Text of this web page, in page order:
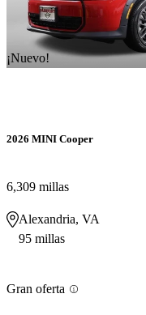
¡Nuevo!
2026 MINI Cooper
6,309 millas
Alexandria, VA
95 millas
Gran oferta